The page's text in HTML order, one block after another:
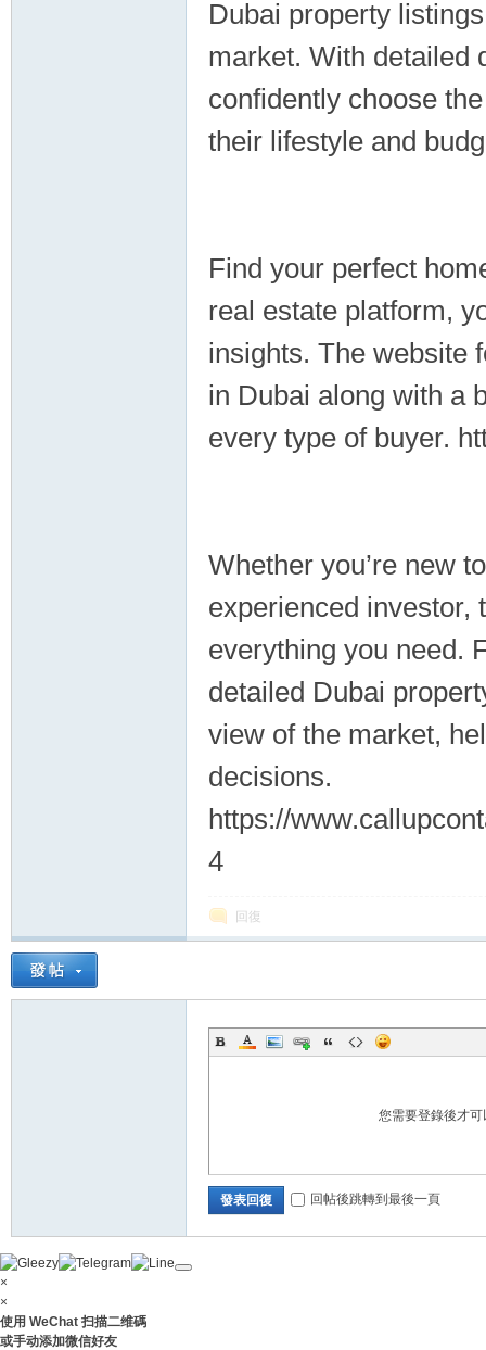
Dubai property
market. With detailed
confidently choose
their lifestyle and
Find your perfect
real estate platform,
insights. The website
in Dubai along with a
every type of buyer.
Whether you’re new
experienced investor,
everything you need.
detailed Dubai
view of the market,
decisions.
https://
4
回復
您需要登錄後才
發表回復 回帖後跳轉到最後一頁
×
×
使用 WeChat 扫描二维碼
或手动添加微信好友